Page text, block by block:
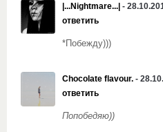
|...Nightmare...| -
ответить
*Побежду)))
Chocolate flavour. -
ответить
Попобедяю))